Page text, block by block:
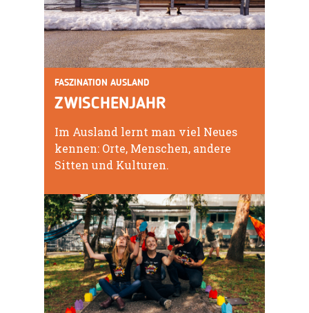
FASZINATION AUSLAND
ZWISCHENJAHR
Im Ausland lernt man viel Neues
kennen: Orte, Menschen, andere
Sitten und Kulturen.